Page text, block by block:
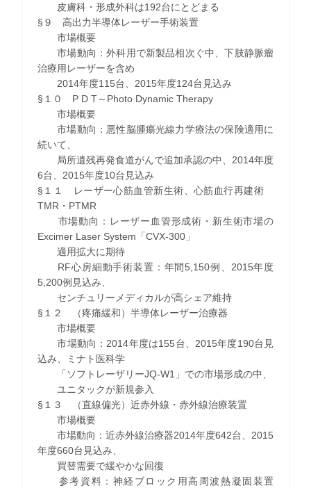
皮膚科・形成外科は192台にとどまる
§９ 高出力半導体レーザー手術装置
市場概要
市場動向：外科用で新製品相次ぐ中、下肢静脈瘤
治療用レーザーを含め
2014年度115台、2015年度124台見込み
§１０ P D T～Photo Dynamic Therapy
市場概要
市場動向：悪性脳腫瘍光線力学療法の保険適用に
続いて、
局所遺残再発食道がんで追加承認の中、2014年度
6台、2015年度10台見込み
§１１ レーザー心筋血管新生術、心筋血行再建術
TMR・PTMR
市場動向：レーザー血管形成術・新生術市場の
Excimer Laser System「CVX-300」
適用拡大に期待
RF心房細動手術装置：年間5,150例、2015年度
5,200例見込み、
センチュリーメディカルが高シェア維持
§１２ （疼痛緩和）半導体レーザー治療器
市場概要
市場動向：2014年度は155台、2015年度190台見
込み、ミナト医科学
「ソフトレーザリーJQ-W1」での市場形成の中、
ユニタックが新規参入
§１３ （直線偏光）近赤外線・赤外線治療装置
市場概要
市場動向：近赤外線治療器2014年度642台、2015
年度660台見込み、
買替需要で緩やかな回復
参考資料：神経ブロック用高周波熱凝固装置